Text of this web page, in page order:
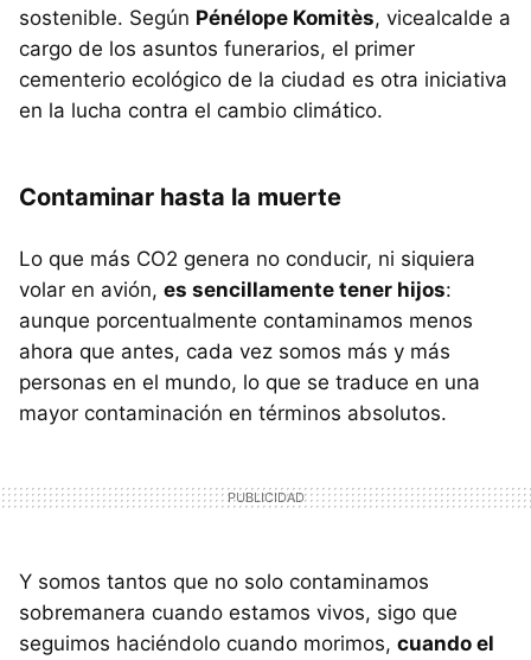
sostenible. Según Pénélope Komitès, vicealcalde a
cargo de los asuntos funerarios, el primer
cementerio ecológico de la ciudad es otra iniciativa
en la lucha contra el cambio climático.
Contaminar hasta la muerte
Lo que más CO2 genera no conducir, ni siquiera
volar en avión, es sencillamente tener hijos:
aunque porcentualmente contaminamos menos
ahora que antes, cada vez somos más y más
personas en el mundo, lo que se traduce en una
mayor contaminación en términos absolutos.
Y somos tantos que no solo contaminamos
sobremanera cuando estamos vivos, sigo que
seguimos haciéndolo cuando morimos, cuando el